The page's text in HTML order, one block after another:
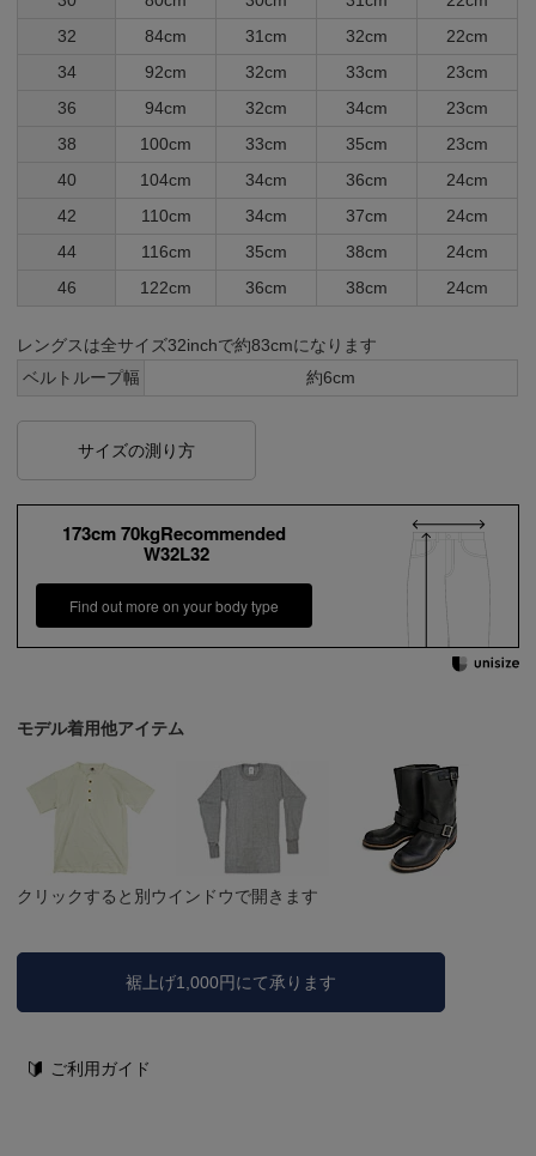
32
84cm 31cm 32cm
22cm
34
92cm 32cm 33cm
23cm
36
94cm 32cm 34cm
23cm
38
100cm 33cm 35cm
23cm
40
104cm 34cm 36cm
24cm
42
110cm 34cm 37cm
24cm
44
116cm 35cm 38cm
24cm
46
122cm 36cm 38cm 24cm
レングスは全サイズ32inchで約83cmになります
ベルトループ幅
約6cm
サイズの測り方
173cm 70kgRecommended
W32L32
Find out more on your body type
モデル着用他アイテム
クリックすると別ウインドウで開きます
裾上げ1,000円にて承ります
ご利用ガイド